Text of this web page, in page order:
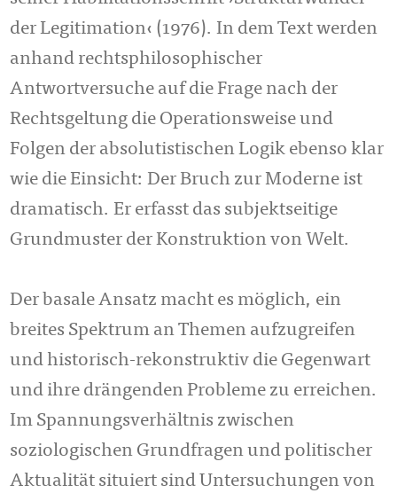
der Legitimation‹ (1976). In dem Text werden
anhand rechtsphilosophischer
Antwortversuche auf die Frage nach der
Rechtsgeltung die Operationsweise und
Folgen der absolutistischen Logik ebenso klar
wie die Einsicht: Der Bruch zur Moderne ist
dramatisch. Er erfasst das subjektseitige
Grundmuster der Konstruktion von Welt.
Der basale Ansatz macht es möglich, ein
breites Spektrum an Themen aufzugreifen
und historisch-rekonstruktiv die Gegenwart
und ihre drängenden Probleme zu erreichen.
Im Spannungsverhältnis zwischen
soziologischen Grundfragen und politischer
Aktualität situiert sind Untersuchungen von